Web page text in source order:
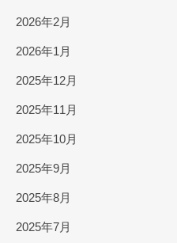
2026年2月
2026年1月
2025年12月
2025年11月
2025年10月
2025年9月
2025年8月
2025年7月